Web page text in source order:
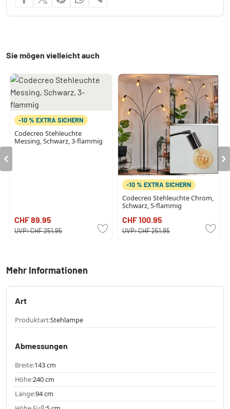
Sie mögen vielleicht auch
-10 % EXTRA SICHERN
Codecreo Stehleuchte
Messing, Schwarz, 3-flammig
CHF 89.95
UVP:CHF 251.95
-10 % EXTRA SICHERN
Codecreo Stehleuchte Chrom,
Schwarz, 5-flammig
CHF 100.95
UVP:CHF 251.95
Mehr Informationen
Art
Produktart:Stehlampe
Abmessungen
Breite:143 cm
Höhe:240 cm
Länge:94 cm